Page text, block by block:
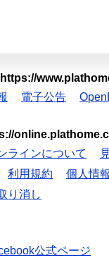
https://
電子公告
ラインについて
利用規約 個人情
り消し
公式ページ